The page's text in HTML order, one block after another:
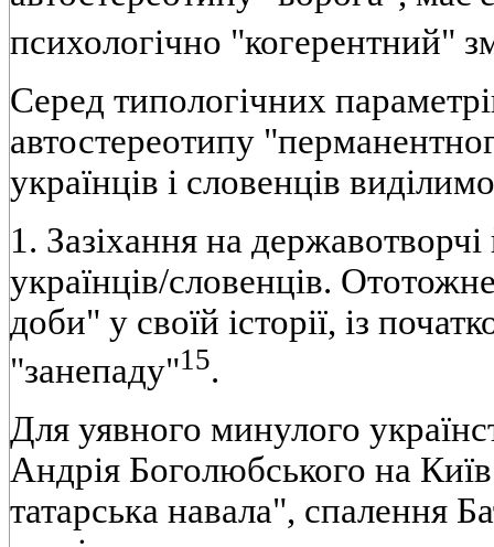
психологічно "когерентний"
Серед типологічних
автостереотипу
українців і словенців
1. Зазіхання на
українців/словенців.
доби" у своїй історії, із
"занепаду"15.
Для уявного минулого
Андрія Боголюбського на
татарська навала", спалення